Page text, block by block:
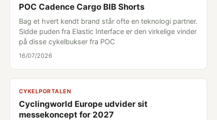
POC Cadence Cargo BIB Shorts
Bag et hvert kendt brand står ofte en teknologi partner.
Sidde puden fra Elastic Interface er den virkelige vinder
på disse cykelbukser fra POC
16/07/2026
CYKELPORTALEN
Cyclingworld Europe udvider sit
messekoncept for 2027